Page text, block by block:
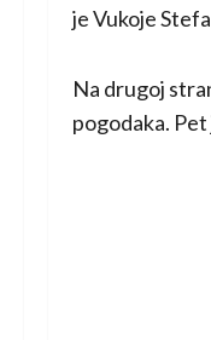
je Vukoje
Na drugoj
pogodaka.